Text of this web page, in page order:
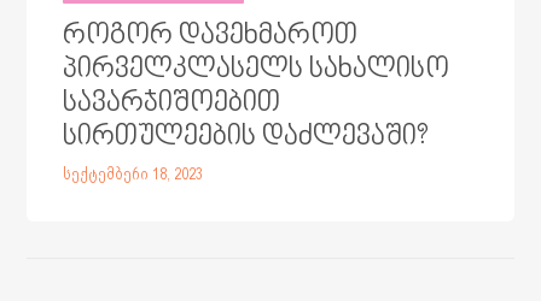
როგორ დავეხმაროთ
პირველკლასელს სახალისო
სავარჯიშოებით
სირთულეების დაძლევაში?
სექტემბერი 18, 2023